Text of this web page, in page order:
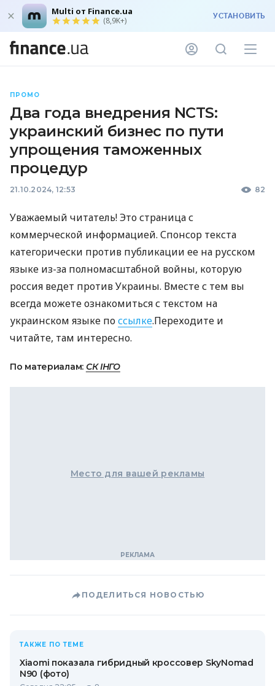
Multi от Finance.ua
(8,9K+) УСТАНОВИТЬ
ПРОМО
Два года внедрения NCTS:
украинский бизнес по пути
упрощения таможенных
процедур
21.10.2024, 12:53 82
Уважаемый читатель! Это страница с
коммерческой информацией. Спонсор текста
категорически против публикации ее на русском
языке из-за полномасштабной войны, которую
россия ведет против Украины. Вместе с тем вы
всегда можете ознакомиться с текстом на
украинском языке поссылке.Переходите и
читайте, там интересно.
По материалам: СК ІНГО
Место для вашей рекламы
ПОДЕЛИТЬСЯ НОВОСТЬЮ
ТАКЖЕ ПО ТЕМЕ
Xiaomi показала гибридный кроссовер SkyNomad
N90 (фото)